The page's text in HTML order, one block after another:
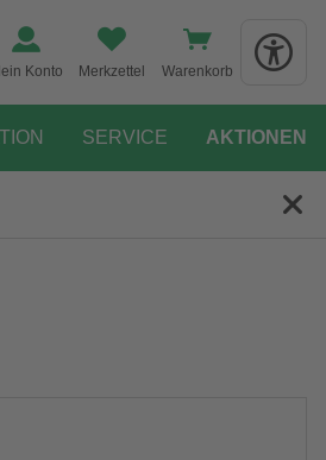
Konto Merkzettel Warenkorb
SERVICE AKTIONEN